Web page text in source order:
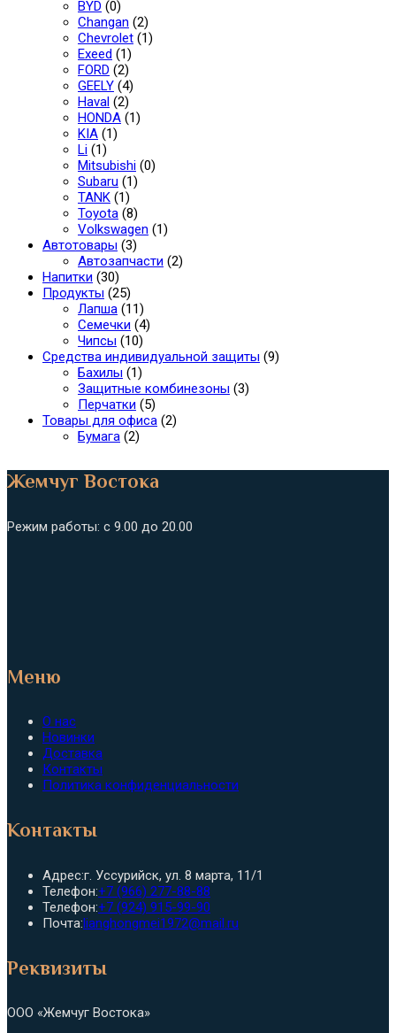
BYD (0)
Changan (2)
Chevrolet (1)
Exeed (1)
FORD (2)
GEELY (4)
Haval (2)
HONDA (1)
KIA (1)
Li (1)
Mitsubishi (0)
Subaru (1)
TANK (1)
Toyota (8)
Volkswagen (1)
Автотовары (3)
Автозапчасти (2)
Напитки (30)
Продукты (25)
Лапша (11)
Семечки (4)
Чипсы (10)
Средства индивидуальной защиты (9)
Бахилы (1)
Защитные комбинезоны (3)
Перчатки (5)
Товары для офиса (2)
Бумага (2)
Жемчуг Востока
Режим работы: с 9.00 до 20.00
Меню
О нас
Новинки
Доставка
Контакты
Политика конфиденциальности
Контакты
Адрес:г. Уссурийск, ул. 8 марта, 11/1
Телефон:+7 (966) 277-88-88
вашем
Телефон:+7 (924) 915-99-90
в
Почта:lianghongmei1972@mail.ru
Реквизиты
ООО «Жемчуг Востока»